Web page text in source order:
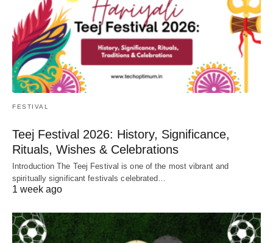
FESTIVAL
Teej Festival 2026: History, Significance,
Rituals, Wishes & Celebrations
Introduction The Teej Festival is one of the most vibrant and
spiritually significant festivals celebrated…
1 week ago